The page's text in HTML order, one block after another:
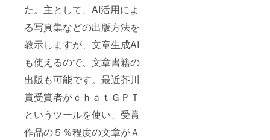
た。主として、AI活用によ
る写真集などの出版方法を
教示しますが、文章生成AI
も使えるので、文章書籍の
出版も可能です。最近芥川
賞受賞者がｃｈａｔＧＰＴ
というツールを使い、受賞
作品の５％程度の文章がＡ